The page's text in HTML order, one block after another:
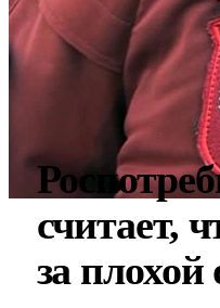
считает,
за плохой